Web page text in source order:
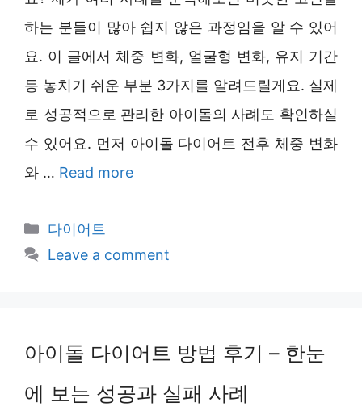
하는 분들이 많아 쉽지 않은 과정임을 알 수 있어
요. 이 글에서 체중 변화, 얼굴형 변화, 유지 기간
등 놓치기 쉬운 부분 3가지를 알려드릴게요. 실제
로 성공적으로 관리한 아이돌의 사례도 확인하실
수 있어요. 먼저 아이돌 다이어트 전후 체중 변화
와 … Read more
Categories
다이어트
Leave a comment
아이돌 다이어트 방법 후기 – 한눈
에 보는 성공과 실패 사례